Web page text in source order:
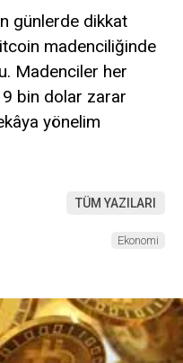
günlerde dikkat
madenciliğinde
Madenciler her
bin dolar zarar
yönelim
TÜM YAZILARI
Ekonomi